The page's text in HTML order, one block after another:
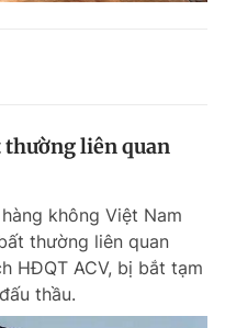
thường liên quan
không Việt Nam
thường liên quan
HĐQT ACV, bị bắt tạm
thầu.